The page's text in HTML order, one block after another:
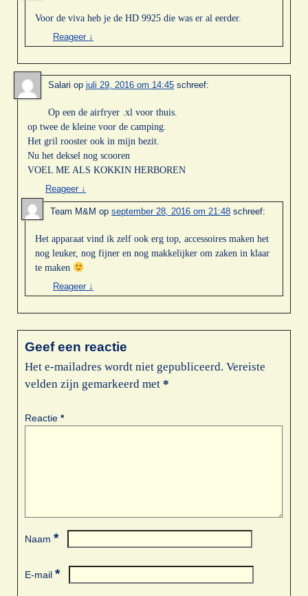
Voor de viva heb je de HD 9925 die was er al eerder.
Reageer ↓
Salari op juli 29, 2016 om 14:45 schreef:
Op een de airfryer .xl voor thuis.
op twee de kleine voor de camping.
Het gril rooster ook in mijn bezit.
Nu het deksel nog scooren
VOEL ME ALS KOKKIN HERBOREN
Reageer ↓
Team M&M op september 28, 2016 om 21:48 schreef:
Het apparaat vind ik zelf ook erg top, accessoires maken het
nog leuker, nog fijner en nog makkelijker om zaken in klaar
te maken
Reageer ↓
Geef een reactie
Het e-mailadres wordt niet gepubliceerd. Vereiste
velden zijn gemarkeerd met *
Reactie *
Naam *
E-mail *